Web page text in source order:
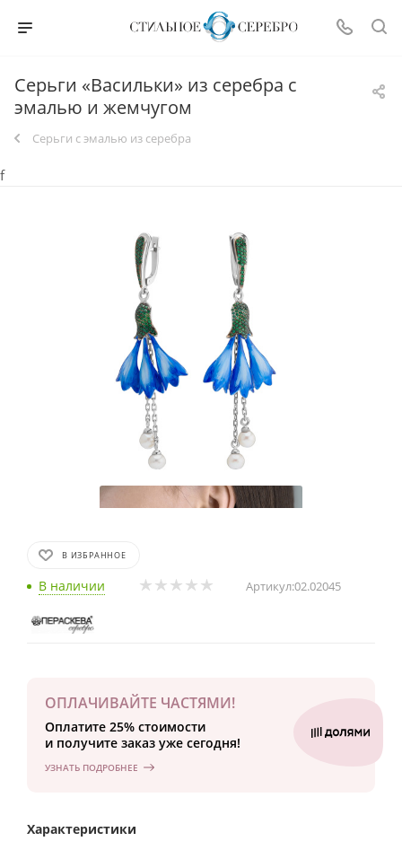
Серьги «Васильки» из серебра с
эмалью и жемчугом
Серьги с эмалью из серебра
f
В ИЗБРАННОЕ
В наличии Артикул:02.02045
ОПЛАЧИВАЙТЕ ЧАСТЯМИ!
Оплатите 25% стоимости
и получите заказ уже сегодня!
УЗНАТЬ ПОДРОБНЕЕ
Характеристики